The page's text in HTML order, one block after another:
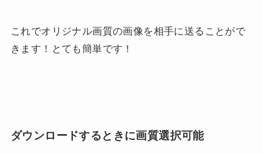
これでオリジナル画質の画像を相手に送ることがで
きます！とても簡単です！
ダウンロードするときに画質選択可能